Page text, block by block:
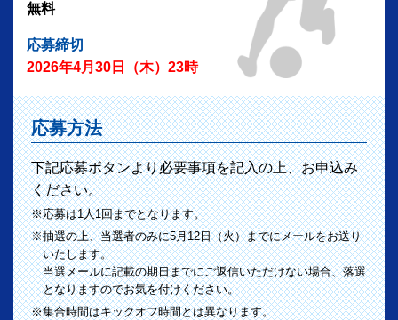
無料
応募締切
2026年4月30日（木）23時
応募方法
下記応募ボタンより必要事項を記入の上、お申込み
ください。
※応募は1人1回までとなります。
※抽選の上、当選者のみに5月12日（火）までにメールをお送り
いたします。
当選メールに記載の期日までにご返信いただけない場合、落選
となりますのでお気を付けください。
※集合時間はキックオフ時間とは異なります。